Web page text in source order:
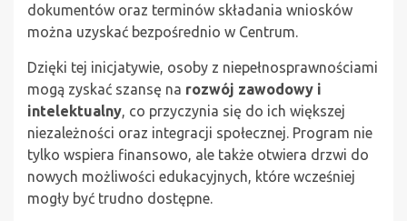
dokumentów oraz terminów składania wniosków
można uzyskać bezpośrednio w Centrum.
Dzięki tej inicjatywie, osoby z niepełnosprawnościami
mogą zyskać szansę na rozwój zawodowy i
intelektualny, co przyczynia się do ich większej
niezależności oraz integracji społecznej. Program nie
tylko wspiera finansowo, ale także otwiera drzwi do
nowych możliwości edukacyjnych, które wcześniej
mogły być trudno dostępne.